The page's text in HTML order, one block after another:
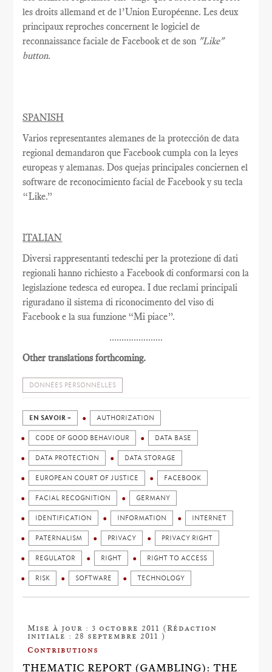
les droits allemand et de l’Union Européenne. Les deux
principaux reprochesconcernent le logiciel de
reconnaissance faciale de Facebook et de son "Like"
button.
SPANISH
Varios representantes alemanes de la protección de data
regional demandaron que Facebook cumpla con la leyes
europeas y alemanas. Dos quejas principales conciernen el
software de reconocimiento facial de Facebook y su tecla
“Like.”
ITALIAN
Diversi rappresentanti tedeschi per la protezione di dati
regionali hanno richiesto a Facebook di conformarsi con la
legislazione tedesca ed europea. I due reclami principali
riguradano il sistema di riconocimento del viso di
Facebook e la sua funzione “Mi piace”.
......................
Other translations forthcoming.
DONNÉES PERSONNELLES
EN SAVOIR + AUTHORIZATION
CODE OF GOOD BEHAVIOUR DATA BASE
DATA PROTECTION DATA STORAGE
EUROPEAN COURT OF JUSTICE FACEBOOK
FACIAL RECOGNITION GERMANY
IDENTIFICATION INFORMATION INTERNET
PATERNALISM PRIVACY PRIVACY RIGHT
REGULATOR RIGHT RIGHT TO ACCESS
RISK SOFTWARE TECHNOLOGY
Mise à jour : 3 octobre 2011 (Rédaction
initiale : 28 septembre 2011 )
Contributions
THEMATIC REPORT (GAMBLING): THE